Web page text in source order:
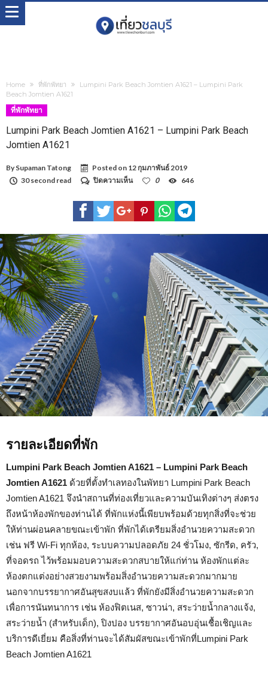
Home ที่พักพัทยา
Lumpini Park Beach Jomtien A1621 – Lumpini Park
Beach Jomtien A1621
ที่พักพัทยา
Lumpini Park Beach Jomtien A1621 – Lumpini Park Beach
Jomtien A1621
By Supaman Tatong Posted on 12 กุมภาพันธ์ 2019
30 second read
ปิดความเห็นบน
Park
Beach
Jomtien
Beach
Jomtien
A1621
0 646
รายละเอียดที่พัก
Lumpini Park Beach Jomtien A1621 – Lumpini Park Beach
Jomtien A1621 ด้วยที่ตั้งทำเลทองในพัทยา Lumpini Park Beach
Jomtien A1621 จึงนำสถานที่ท่องเที่ยวและความบันเทิงต่างๆ ส่งตรง
ถึงหน้าห้องพักของท่านได้ ที่พักแห่งนี้เพียบพร้อมด้วยทุกสิ่งที่จะช่วย
ให้ท่านผ่อนคลายขณะเข้าพัก ที่พักได้เตรียมสิ่งอำนวยความสะดวก
เช่น ฟรี Wi-Fi ทุกห้อง, ระบบความปลอดภัย 24 ชั่วโมง, ซักรีด, ครัว,
ที่จอดรถ ไว้พร้อมมอบความสะดวกสบายให้แก่ท่าน ห้องพักแต่ละ
ห้องตกแต่งอย่างสวยงามพร้อมสิ่งอำนวยความสะดวกมากมาย
นอกจากบรรยากาศอันสุขสงบแล้ว ที่พักยังมีสิ่งอำนวยความสะดวก
เพื่อการนันทนาการ เช่น ห้องฟิตเนส, ซาวน่า, สระว่ายน้ำกลางแจ้ง,
สระว่ายน้ำ (สำหรับเด็ก), ปิงปอง บรรยากาศอันอบอุ่นเชื้อเชิญและ
บริการดีเยี่ยม คือสิ่งที่ท่านจะได้สัมผัสขณะเข้าพักที่Lumpini Park
Beach Jomtien A1621